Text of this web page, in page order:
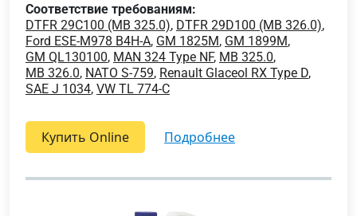
Соответствие требованиям:
DTFR 29C100 (MB 325.0), DTFR 29D100 (MB 326.0),
Ford ESE-M978 B4H-A, GM 1825M, GM 1899M,
GM QL130100, MAN 324 Type NF, MB 325.0,
MB 326.0, NATO S-759, Renault Glaceol RX Type D,
SAE J 1034, VW TL 774-C
Купить Online подробнее